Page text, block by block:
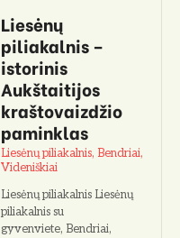
Liesėnų
piliakalnis –
istorinis
Aukštaitijos
kraštovaizdžio
paminklas
Liesėnų piliakalnis, Bendriai,
Videniškiai
Liesėnų piliakalnis Liesėnų
piliakalnis su
gyvenviete, Bendriai,